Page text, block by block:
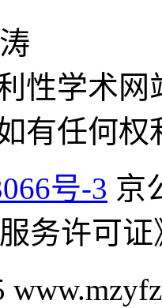
性学术
有任何权
号-3 京
务许可证